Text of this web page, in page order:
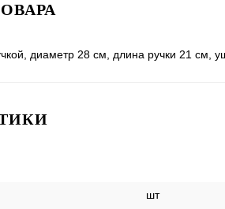
диаметр 28 см, длина ручки 21 см,
шт